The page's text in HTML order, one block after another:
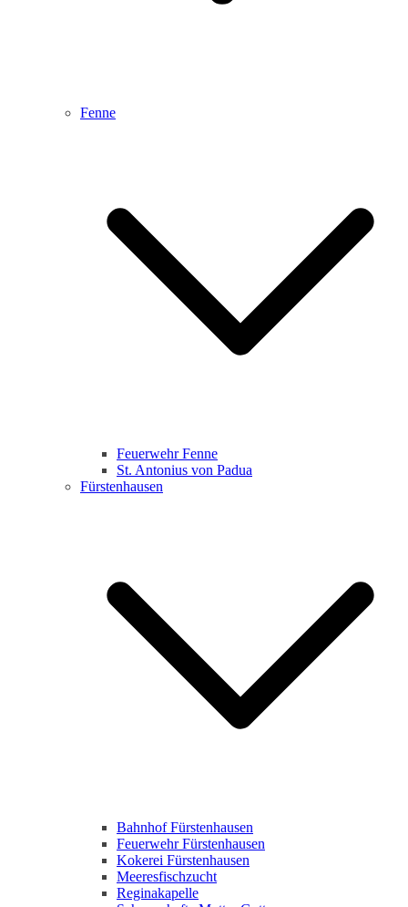
Fenne
Feuerwehr Fenne
St. Antonius von Padua
Fürstenhausen
Bahnhof Fürstenhausen
Feuerwehr Fürstenhausen
Kokerei Fürstenhausen
Meeresfischzucht
Reginakapelle